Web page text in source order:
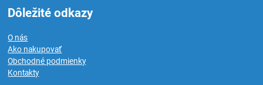
Dôležité odkazy
O nás
Ako nakupovať
Obchodné podmienky
Kontakty